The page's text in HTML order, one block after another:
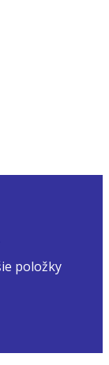
položky